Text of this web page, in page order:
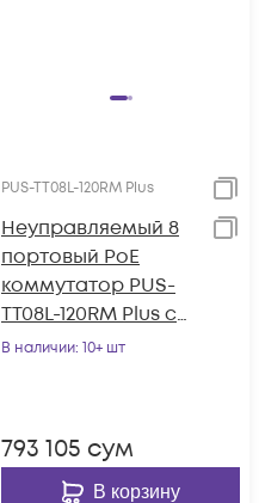
PUS-TT08L-120RM Plus
Неуправляемый 8
портовый PoE
коммутатор PUS-
TT08L-120RM Plus с
изоляцией портов и
В наличии: 10+ шт
793 105 сум
В корзину